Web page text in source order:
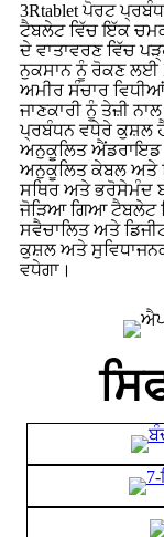
3Rtablet ਪੋਰਟ
ਟੈਬਲੇਟ ਵਿੱਚ ਇੱਕ
ਦੇ ਵਾਤਾਵਰਣ ਵਿੱਚ
ਨੁਕਸਾਨ ਨੂੰ ਰੋਕਣ ਲਈ
ਅਮੀਰ ਸੰਚਾਰ
ਜਾਣਕਾਰੀ ਨੂੰ ਤੇਜ਼ੀ
ਪ੍ਰਬੰਧਨ ਵਧੇਰੇ ਕੁਸ਼ਲ
ਅਨੁਕੂਲਿਤ ਐਂਡਰਾਇਡ
ਅਨੁਕੂਲਿਤ ਕੇਬਲ ਅਤੇ
ਸਥਿਰ ਅਤੇ ਭਰੋਸੇਮੰਦ
ਜੋੜਿਆ ਗਿਆ ਟੈਬਲੇਟ
ਸਵੈਚਾਲਿਤ ਅਤੇ
ਕੁਸ਼ਲ ਅਤੇ
ਵਧੇਗਾ।